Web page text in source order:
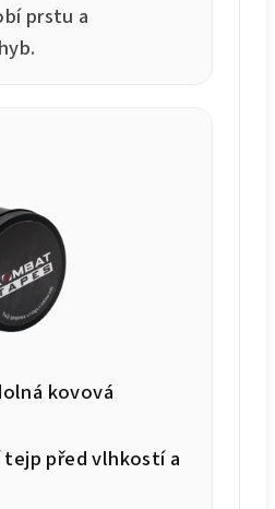
prstu a
kovová
tejp před vlhkostí a